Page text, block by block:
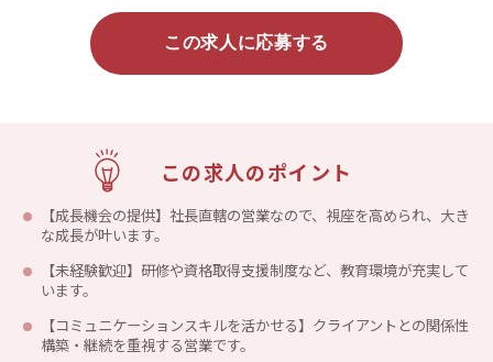
この求人に応募する
この求人のポイント
【成長機会の提供】社長直轄の営業なので、視座を高められ、大き
な成長が叶います。
【未経験歓迎】研修や資格取得支援制度など、教育環境が充実して
います。
【コミュニケーションスキルを活かせる】クライアントとの関係性
構築・継続を重視する営業です。